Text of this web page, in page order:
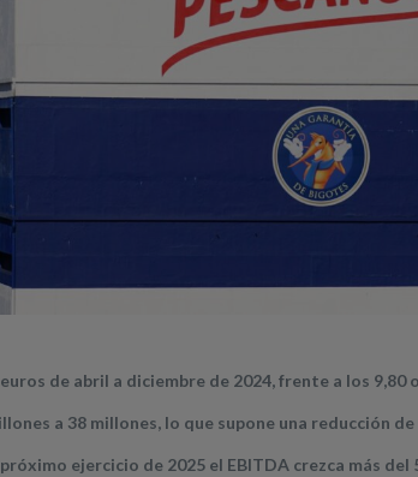
de abril a diciembre de 2024, frente a los
a 38 millones, lo que supone una reducción
ejercicio de 2025 el EBITDA crezca más